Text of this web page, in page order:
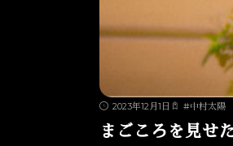
2023年12月1日 #中村太陽
まごころを見せ